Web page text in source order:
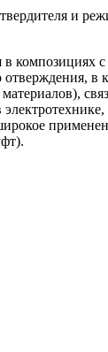
и
композициях
в